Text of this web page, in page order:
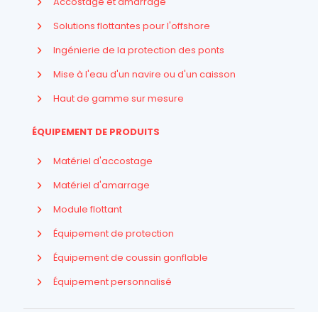
Solutions flottantes pour l'offshore
Ingénierie de la protection des ponts
Mise à l'eau d'un navire ou d'un caisson
Haut de gamme sur mesure
ÉQUIPEMENT DE PRODUITS
Matériel d'accostage
Matériel d'amarrage
Module flottant
Équipement de protection
Équipement de coussin gonflable
Équipement personnalisé
Russian